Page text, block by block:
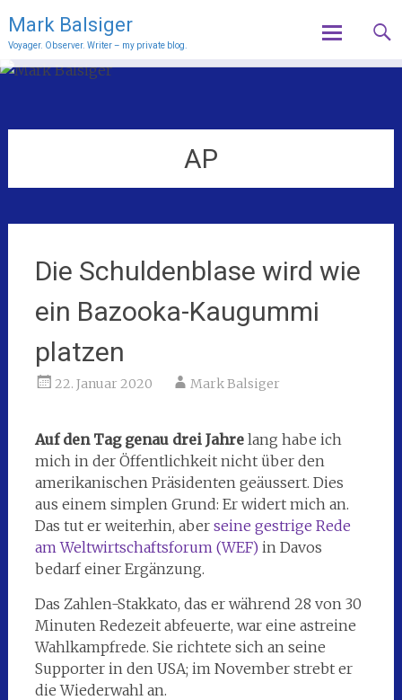
Mark Balsiger
Voyager. Observer. Writer – my private blog.
Skip
AP
Die Schuldenblase wird wie
ein Bazooka-Kaugummi
platzen
22. Januar 2020 Mark Balsiger
Auf den Tag genau drei Jahrelang habe ich
mich in der Öffentlichkeit nicht über den
amerikanischen Präsidenten geäussert. Dies
aus einem simplen Grund: Er widert mich an.
Das tut er weiterhin, aber seine gestrige Rede
am Weltwirtschaftsforum (WEF)in Davos
bedarf einer Ergänzung.
Das Zahlen-Stakkato, das er während 28 von 30
Minuten Redezeit abfeuerte, war eine astreine
Wahlkampfrede. Sie richtete sich an seine
Supporter in den USA; im November strebt er
die Wiederwahl an.